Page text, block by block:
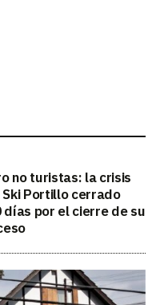
no turistas: la crisis
Ski Portillo cerrado
días por el cierre de su